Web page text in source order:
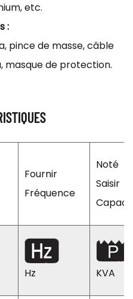
etc.
:
pince de masse, câble
masque de protection.
Fournir
Fréquence
Noté
Saisir
Hz KVA